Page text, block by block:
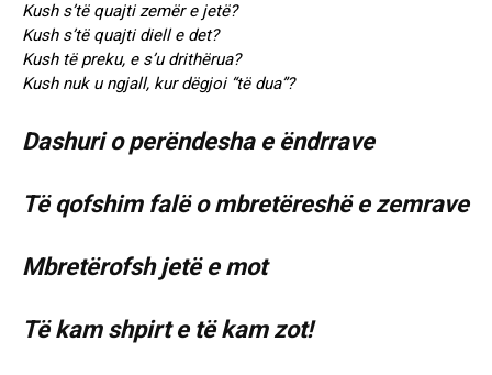
Kush s’të quajti zemër e jetë?
Kush s’të quajti diell e det?
Kush të preku, e s’u drithërua?
Kush nuk u ngjall, kur dëgjoi “të dua”?
Dashuri o perëndesha e ëndrrave
Të qofshim falë o mbretëreshë e zemrave
Mbretërofsh jetë e mot
Të kam shpirt e të kam zot!